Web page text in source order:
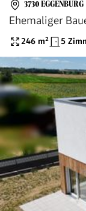
3730 EGGENBURG
Ehemaliger
246 m² 5